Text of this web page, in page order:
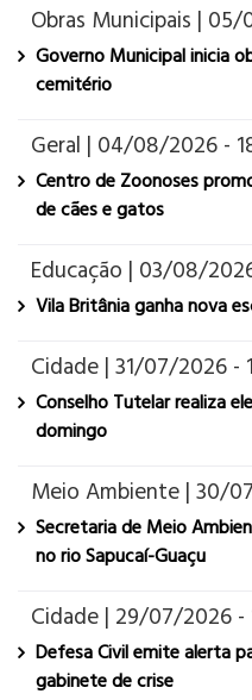
Obras Municipais |
Governo Municipal inicia
cemitério
Geral | 04/08/2026 -
Centro de Zoonoses
de cães e gatos
Educação | 03/08/
Vila Britânia ganha nova
Cidade | 31/07/2026 -
Conselho Tutelar realiza
domingo
Meio Ambiente | 30/
Secretaria de Meio
no rio Sapucaí-Guaçu
Cidade | 29/07/2026 -
Defesa Civil emite alerta
gabinete de crise